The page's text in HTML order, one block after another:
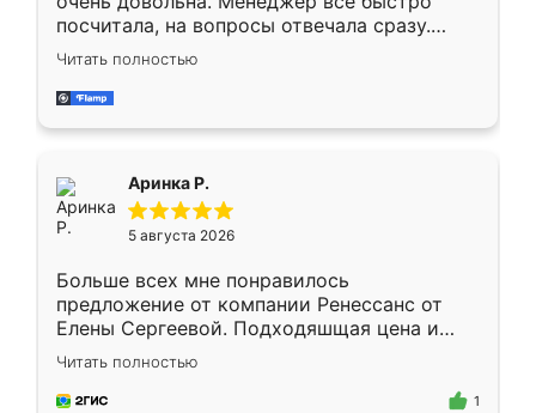
посчитала, на вопросы отвечала сразу.
Замерщик приехал в субботу, подошёл к
делу со всей ответственностью. Собрали
за день, ребята работали аккуратно, даже
Читать полностью
Аринка Р.
5 августа 2026
Больше всех мне понравилось
предложение от компании Ренессанс от
Елены Сергеевой. Подходяшщая цена и
короткие сроки изготовления. Приехавший
для замера сотрудник Владислав
предложил по моему эскизу самый
Читать полностью
1